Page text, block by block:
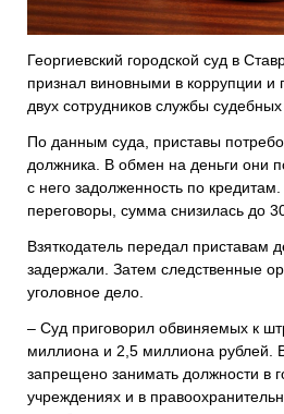
Георгиевский городской суд в
признал виновными в коррупции и
двух сотрудников службы судебных
По данным суда, приставы
должника. В обмен на деньги они
с него задолженность по
переговоры, сумма снизилась до
Взяткодатель передал приставам
задержали. Затем следственные
уголовное дело.
– Суд приговорил обвиняемых к
миллиона и 2,5 миллиона рублей.
запрещено занимать должности в
учреждениях и в